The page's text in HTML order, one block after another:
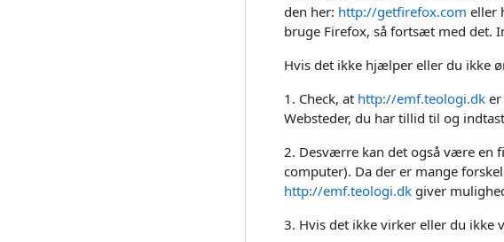
den her: http://getfirefox.com eller
bruge Firefox, så fortsæt med det.
Hvis det ikke hjælper eller du ikke
1. Check, at http://emf.teologi.dker
Websteder, du har tillid til og
2. Desværre kan det også være en
computer). Da der er mange
http://emf.teologi.dkgiver
3. Hvis det ikke virker eller du ikke